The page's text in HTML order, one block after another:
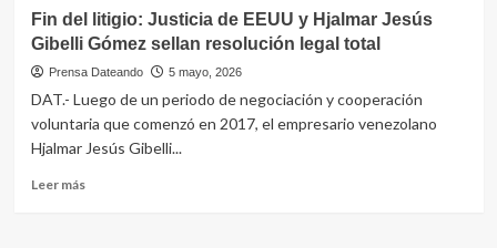
Valero
se
corona
Miss
Seguridad
en
Fin del litigio: Justicia de EEUU y Hjalmar Jesús
Gibelli Gómez sellan resolución legal total
Prensa Dateando 5 mayo, 2026
DAT.- Luego de un periodo de negociación y cooperación
voluntaria que comenzó en 2017, el empresario venezolano
Hjalmar Jesús Gibelli...
Leer másLeer